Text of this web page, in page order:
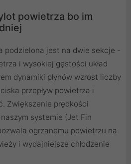
powietrza bo im
podzielona jest na dwie sekcje -
i wysokiej gęstości układ
dynamiki płynów wzrost liczby
przepływ powietrza i
Zwiększenie prędkości
systemie (Jet Fin
ogrzanemu powietrzu na
i wydajniejsze chłodzenie